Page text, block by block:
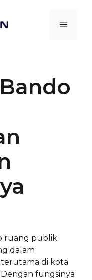
Menu
ruang publik
dalam
terutama di kota
fungsinya